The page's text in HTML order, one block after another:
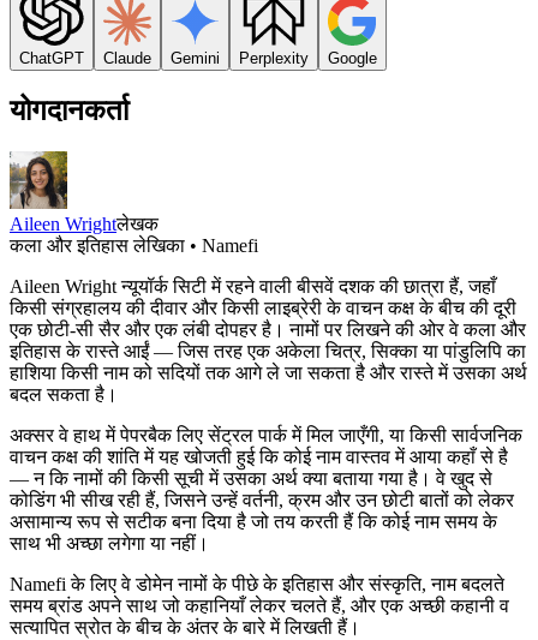
ChatGPT Claude Gemini Perplexity Google
योगदानकर्ता
Aileen Wrightलेखक
कला और इतिहास लेखिका • Namefi
Aileen Wright न्यूयॉर्क सिटी में रहने वाली बीसवें दशक की छात्रा हैं, जहाँ
किसी संग्रहालय की दीवार और किसी लाइब्रेरी के वाचन कक्ष के बीच की दूरी
एक छोटी-सी सैर और एक लंबी दोपहर है। नामों पर लिखने की ओर वे कला और
इतिहास के रास्ते आईं — जिस तरह एक अकेला चित्र, सिक्का या पांडुलिपि का
हाशिया किसी नाम को सदियों तक आगे ले जा सकता है और रास्ते में उसका अर्थ
बदल सकता है।
अक्सर वे हाथ में पेपरबैक लिए सेंट्रल पार्क में मिल जाएँगी, या किसी सार्वजनिक
वाचन कक्ष की शांति में यह खोजती हुई कि कोई नाम वास्तव में आया कहाँ से है
— न कि नामों की किसी सूची में उसका अर्थ क्या बताया गया है। वे खुद से
कोडिंग भी सीख रही हैं, जिसने उन्हें वर्तनी, क्रम और उन छोटी बातों को लेकर
असामान्य रूप से सटीक बना दिया है जो तय करती हैं कि कोई नाम समय के
साथ भी अच्छा लगेगा या नहीं।
Namefi के लिए वे डोमेन नामों के पीछे के इतिहास और संस्कृति, नाम बदलते
समय ब्रांड अपने साथ जो कहानियाँ लेकर चलते हैं, और एक अच्छी कहानी व
सत्यापित स्रोत के बीच के अंतर के बारे में लिखती हैं।